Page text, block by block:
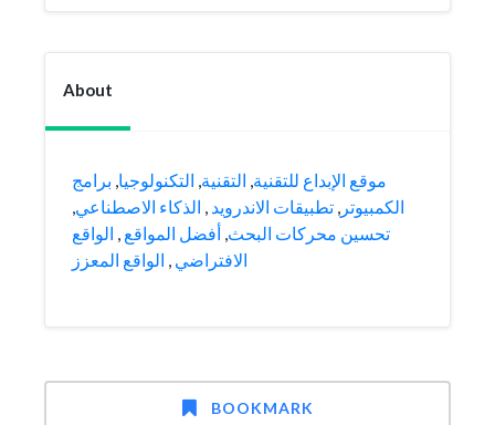
About
موقع الإبداع للتقنية, التقنية, التكنولوجيا, برامج
الكمبيوتر , تطبيقات الاندرويد , الذكاء الاصطناعي,
تحسين محركات البحث, أفضل المواقع , الواقع
الافتراضي , الواقع المعزز
BOOKMARK